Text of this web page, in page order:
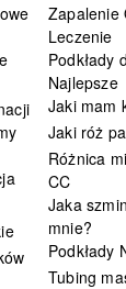
Zapalenie
Leczenie
Podkłady
Najlepsze
Jaki mam
Jaki róż
Różnica
CC
Jaka
mnie?
Podkłady
Tubing